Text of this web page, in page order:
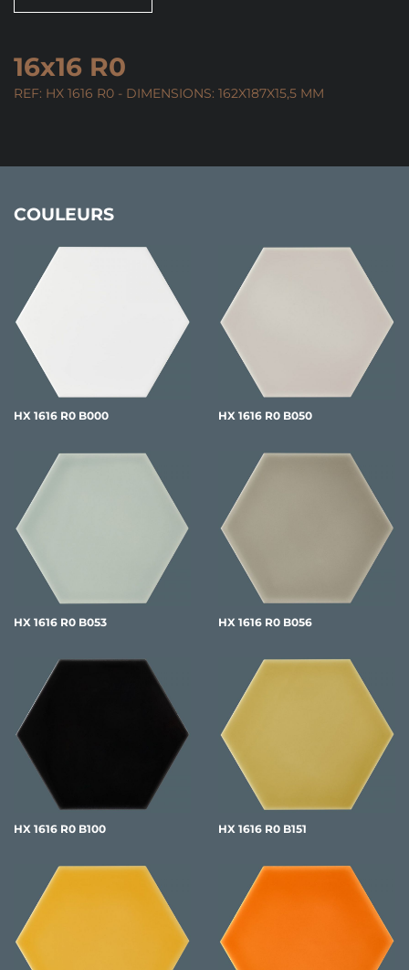
16x16 R0
REF: HX 1616 R0 - DIMENSIONS: 162X187X15,5 MM
COULEURS
HX 1616 R0 B000 HX 1616 R0 B050
HX 1616 R0 B053 HX 1616 R0 B056
HX 1616 R0 B100 HX 1616 R0 B151